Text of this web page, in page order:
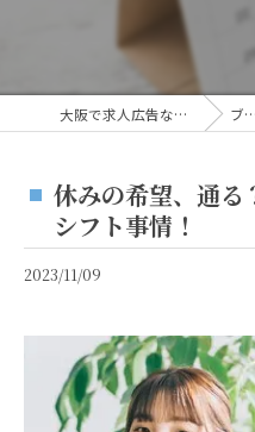
大阪で求人広告なら株式会社AOA ブログ
休みの希望、通る
シフト事情！
2023/11/09